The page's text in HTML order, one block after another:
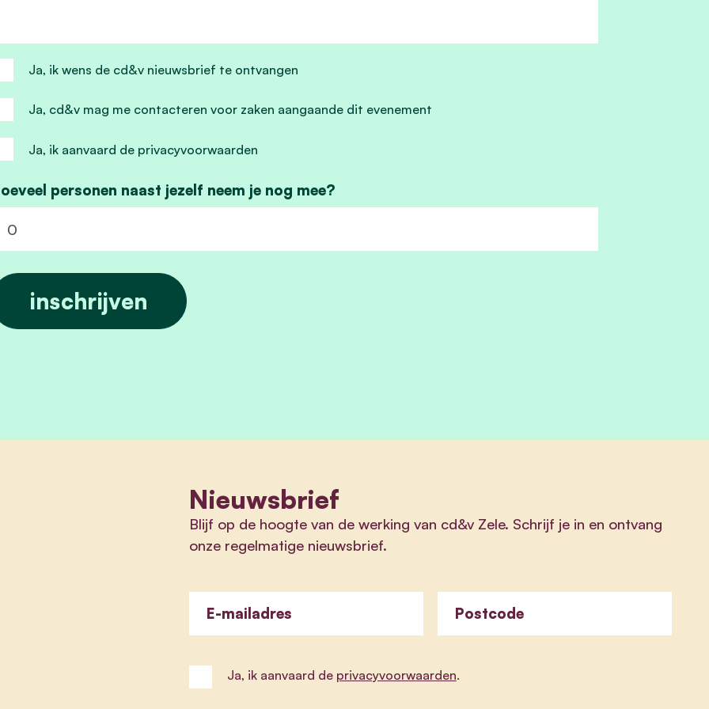
Ja, ik wens de cd&v nieuwsbrief te ontvangen
Ja, cd&v mag me contacteren voor zaken aangaande dit evenement
Ja, ik aanvaard de privacyvoorwaarden
personen naast jezelf neem je nog mee?
Nieuwsbrief
Blijf op de hoogte van de werking van cd&v Zele. Schrijf je in en ontvang
onze regelmatige nieuwsbrief.
E-mailadres Postcode
Ja, ik aanvaard de privacyvoorwaarden.